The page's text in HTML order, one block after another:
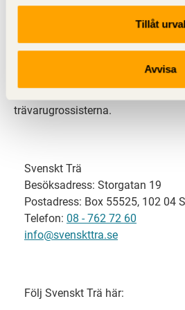
Tillåt urval
Avvisa
Svenskt Trä representerar svensk
och är en del av
svensk limträ-, KL-trä- och
trävarugrossisterna.
Svenskt Trä
Besöksadress: Storgatan 19
Postadress: Box 55525, 102 04
Telefon: 08 - 762 72 60
info@svenskttra.se
Följ Svenskt Trä här: